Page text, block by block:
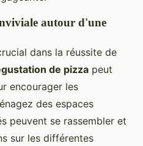
autour d'une
dans la réussite de
de pizza peut
encourager les
des espaces
peuvent se rassembler et
sur les différentes